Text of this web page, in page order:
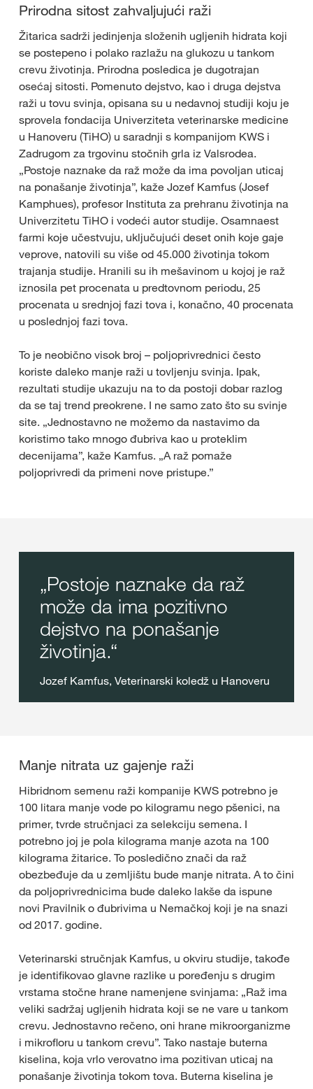
Prirodna sitost zahvaljujući raži
Žitarica sadrži jedinjenja složenih ugljenih hidrata koji
se postepeno i polako razlažu na glukozu u tankom
crevu životinja. Prirodna posledica je dugotrajan
osećaj sitosti. Pomenuto dejstvo, kao i druga dejstva
raži u tovu svinja, opisana su u nedavnoj studiji koju je
sprovela fondacija Univerziteta veterinarske medicine
u Hanoveru (TiHO) u saradnji s kompanijom KWS i
Zadrugom za trgovinu stočnih grla iz Valsrodea.
„Postoje naznake da raž može da ima povoljan uticaj
na ponašanje životinja”, kaže Jozef Kamfus (Josef
Kamphues), profesor Instituta za prehranu životinja na
Univerzitetu TiHO i vodeći autor studije. Osamnaest
farmi koje učestvuju, uključujući deset onih koje gaje
veprove, natovili su više od 45.000 životinja tokom
trajanja studije. Hranili su ih mešavinom u kojoj je raž
iznosila pet procenata u predtovnom periodu, 25
procenata u srednjoj fazi tova i, konačno, 40 procenata
u poslednjoj fazi tova.
To je neobično visok broj – poljoprivrednici često
koriste daleko manje raži u tovljenju svinja. Ipak,
rezultati studije ukazuju na to da postoji dobar razlog
da se taj trend preokrene. I ne samo zato što su svinje
site. „Jednostavno ne možemo da nastavimo da
koristimo tako mnogo đubriva kao u proteklim
decenijama”, kaže Kamfus. „A raž pomaže
poljoprivredi da primeni nove pristupe.”
Postoje naznake da raž
može da ima pozitivno
dejstvo na ponašanje
životinja.
Jozef Kamfus, Veterinarski koledž u Hanoveru
Manje nitrata uz gajenje raži
Hibridnom semenu raži kompanije KWS potrebno je
100 litara manje vode po kilogramu nego pšenici, na
primer, tvrde stručnjaci za selekciju semena. I
potrebno joj je pola kilograma manje azota na 100
kilograma žitarice. To posledično znači da raž
obezbeđuje da u zemljištu bude manje nitrata. A to čini
da poljoprivrednicima bude daleko lakše da ispune
novi Pravilnik o đubrivima u Nemačkoj koji je na snazi
od 2017. godine.
Veterinarski stručnjak Kamfus, u okviru studije, takođe
je identifikovao glavne razlike u poređenju s drugim
vrstama stočne hrane namenjene svinjama: „Raž ima
veliki sadržaj ugljenih hidrata koji se ne vare u tankom
crevu. Jednostavno rečeno, oni hrane mikroorganizme
i mikrofloru u tankom crevu”. Tako nastaje buterna
kiselina, koja vrlo verovatno ima pozitivan uticaj na
ponašanje životinja tokom tova. Buterna kiselina je